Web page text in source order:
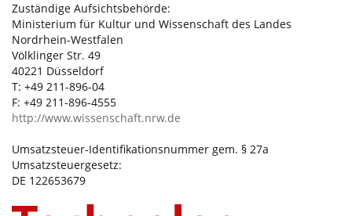
Zuständige Aufsichtsbehörde:
Ministerium für Kultur und Wissenschaft des Landes
Nordrhein-Westfalen
Völklinger Str. 49
40221 Düsseldorf
T: +49 211-896-04
F: +49 211-896-4555
http://www.wissenschaft.nrw.de
Umsatzsteuer-Identifikationsnummer gem. § 27a
Umsatzsteuergesetz:
DE 122653679